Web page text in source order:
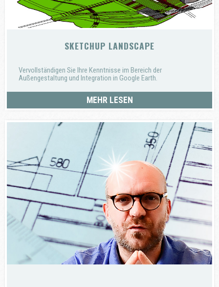
SKETCHUP LANDSCAPE
Vervollständigen Sie Ihre Kenntnisse im Bereich der
Außengestaltung und Integration in Google Earth.
MEHR LESEN